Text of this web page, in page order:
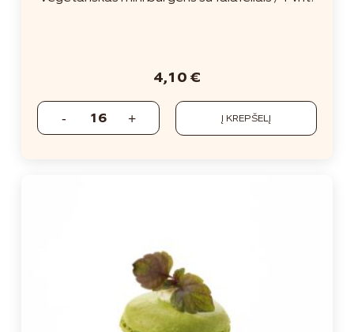
Į KREPŠELĮ
4,10 €